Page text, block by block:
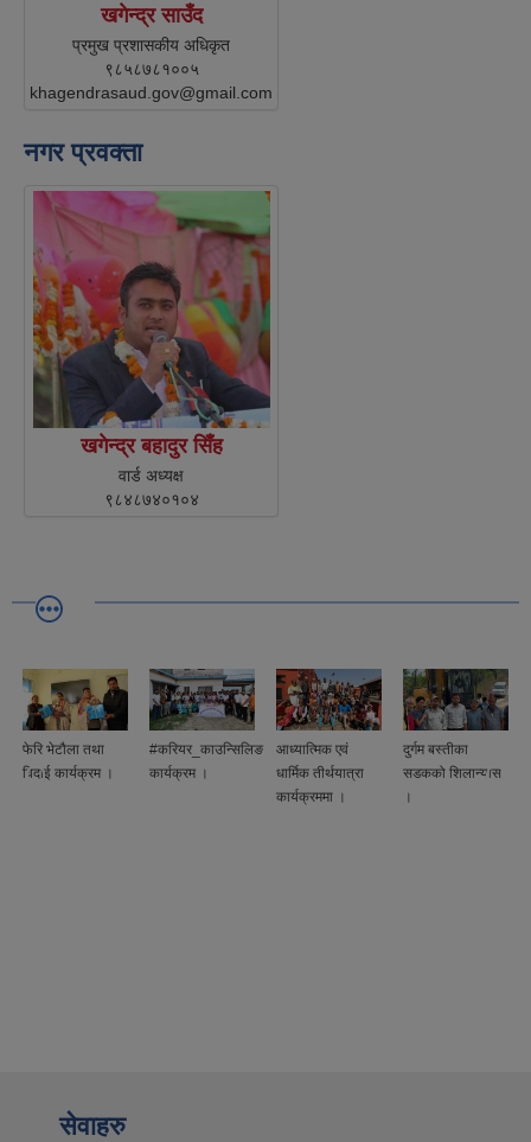
खगेन्द्र साउँद
प्रमुख प्रशासकीय अधिकृत
९८५८७८१००५
khagendrasaud.gov@gmail.com
नगर प्रवक्ता
खगेन्द्र बहादुर सिँह
वार्ड अध्यक्ष
९८४८७४०१०४
#करियर_काउन्सिलिङ
कार्यक्रम ।
आध्यात्मिक एवं
धार्मिक तीर्थयात्रा
दुर्गम बस्तीका
सडकको शिलान्यास
।
मोटरेवल पुलको
विधिवत रुपमा
शिलान्यास ।
सेवाहरु